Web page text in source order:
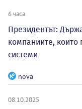
6 часа
Президентът:
компаниите,
системи
nova
08.10.2025